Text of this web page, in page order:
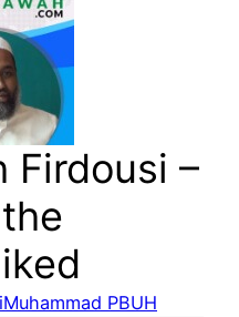
Firdousi –
Muhammad PBUH